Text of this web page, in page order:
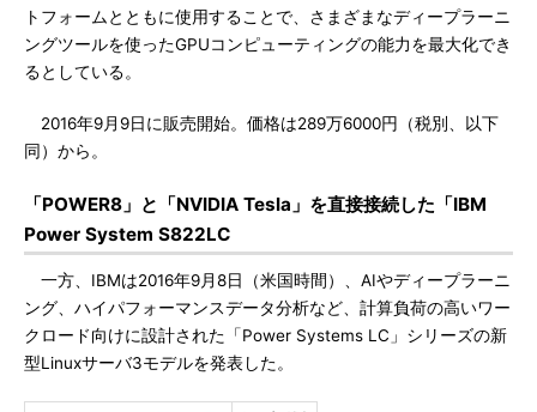
トフォームとともに使用することで、さまざまなディープラーニ
ングツールを使ったGPUコンピューティングの能力を最大化でき
るとしている。
2016年9月9日に販売開始。価格は289万6000円（税別、以下
同）から。
「POWER8」と「NVIDIA Tesla」を直接接続した「IBM
Power System S822LC
一方、IBMは2016年9月8日（米国時間）、AIやディープラーニ
ング、ハイパフォーマンスデータ分析など、計算負荷の高いワー
クロード向けに設計された「Power Systems LC」シリーズの新
型Linuxサーバ3モデルを発表した。